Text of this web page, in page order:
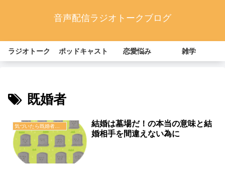
音声配信ラジオトークブログ
ラジオトーク ポッドキャスト 恋愛悩み 雑学
既婚者
気づいたら既婚者でした。
結婚は墓場だ！の本当の意味と結
婚相手を間違えない為に